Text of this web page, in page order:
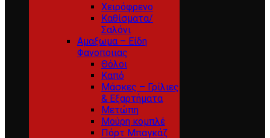
Χειρόφρενο
Καθίσματα/
Σαλόνι
Αμαξωμα – Είδη
Φανοποιιας
Θόλοι
Καπό
Μάσκες – Γρίλιες
& Εξαρτήματα
Μετώπη
Μούρη κομπλέ
Πόρτ Μπαγκάζ